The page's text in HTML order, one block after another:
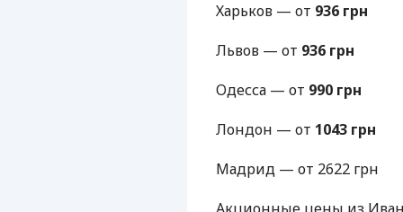
Харьков — от 936 грн
Львов — от 936 грн
Одесса — от 990 грн
Лондон — от 1043 грн
Мадрид — от 2622 грн